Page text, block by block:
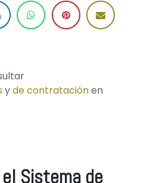
yde contrataciónen
Sistema de